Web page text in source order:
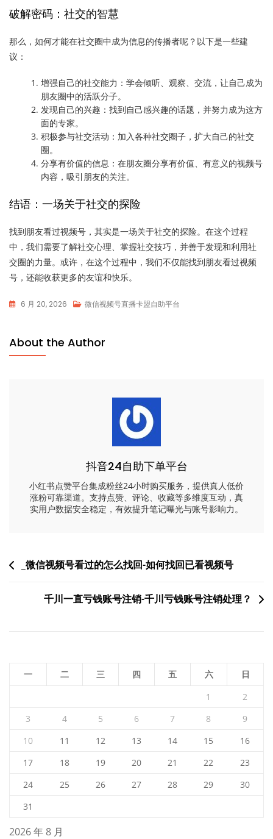
破解密码：社交的智慧
那么，如何才能在社交圈中成为信息的传播者呢？以下是一些建
议：
增强自己的社交能力：学会倾听、观察、交流，让自己成为
朋友圈中的活跃分子。
发现自己的兴趣：找到自己感兴趣的话题，并努力成为这方
面的专家。
积极参与社交活动：加入各种社交圈子，扩大自己的社交
圈。
分享有价值的信息：在朋友圈分享有价值、有意义的视频号
内容，吸引朋友的关注。
结语：一场关于社交的探险
找到朋友看过视频号，其实是一场关于社交的探险。在这个过程
中，我们需要了解社交心理、掌握社交技巧，并善于发现和利用社
交圈的力量。或许，在这个过程中，我们不仅能找到朋友看过视频
号，还能收获更多的友谊和快乐。
6 月 20, 2026 微信视频号直播卡盟自助平台
About the Author
抖音24自助下单平台
小红书点赞平台集成粉丝24小时购买服务，提供真人低价
涨粉可靠渠道。支持点赞、评论、收藏等多维度互动，真
实用户数据安全稳定，有效提升笔记曝光与账号影响力。
文 _微信视频号看过的怎么找回-如何找回已看视频号
千川一直亏钱账号注销-千川亏钱账号注销处理？
2026 年 8 月
一 二 三 四 五 六
日
1
2
3
4 5 6 7 8
9
10
11 12 13 14 15
16
17
18 19 20 21 22
23
24
25 26 27 28 29
30
31